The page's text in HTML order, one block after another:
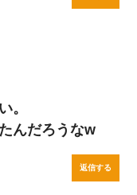
。
んだろうなw
返信する